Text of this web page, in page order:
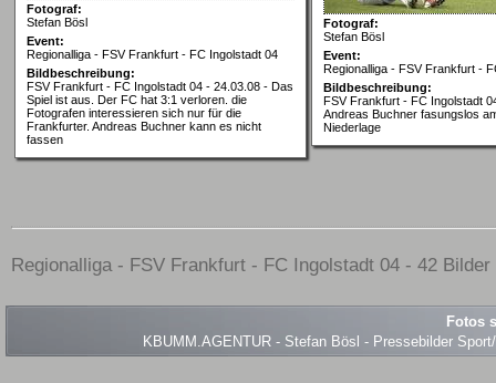
Fotograf:
Stefan Bösl
Event:
Regionalliga - FSV Frankfurt - FC Ingolstadt 04
Bildbeschreibung:
FSV Frankfurt - FC Ingolstadt 04 - 24.03.08 - Das
Spiel ist aus. Der FC hat 3:1 verloren. die
Fotografen interessieren sich nur für die
Frankfurter. Andreas Buchner kann es nicht
fassen
Fotograf:
Stefan Bösl
Event:
Regionalliga - FSV Frankfurt -
Bildbeschreibung:
FSV Frankfurt - FC Ingolstadt
Andreas Buchner fasungslos
Niederlage
Regionalliga - FSV Frankfurt - FC Ingolstadt 04 - 42
Fotos
KBUMM.AGENTUR - Stefan Bösl - Pressebilder